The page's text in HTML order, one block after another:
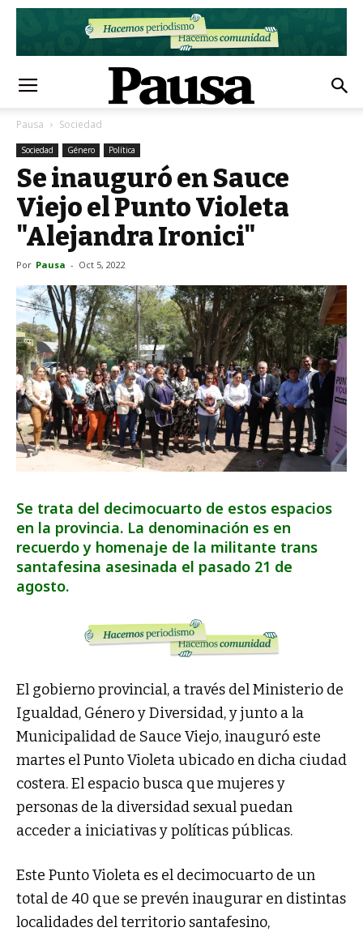
Pausa Sociedad
Sociedad Género Política
Se inauguró en Sauce
Viejo el Punto Violeta
"Alejandra Ironici"
Por Pausa - Oct 5, 2022
Se trata del decimocuarto de estos espacios
en la provincia. La denominación es en
recuerdo y homenaje de la militante trans
santafesina asesinada el pasado 21 de
agosto.
El gobierno provincial, a través del Ministerio de
Igualdad, Género y Diversidad, y junto a la
Municipalidad de Sauce Viejo, inauguró este
martes el Punto Violeta ubicado en dicha ciudad
costera. El espacio busca que mujeres y
personas de la diversidad sexual puedan
acceder a iniciativas y políticas públicas.
Este Punto Violeta es el decimocuarto de un
total de 40 que se prevén inaugurar en distintas
localidades del territorio santafesino,